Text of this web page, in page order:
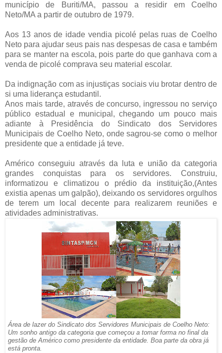
município de Buriti/MA, passou a residir em Coelho
Neto/MA a partir de outubro de 1979.
Aos 13 anos de idade vendia picolé pelas ruas de Coelho
Neto para ajudar seus pais nas despesas de casa e também
para se manter na escola, pois parte do que ganhava com a
venda de picolé comprava seu material escolar.
Da indignação com as injustiças sociais viu brotar dentro de
si uma liderança estudantil.
Anos mais tarde, através de concurso, ingressou no serviço
público estadual e municipal, chegando um pouco mais
adiante à Presidência do Sindicato dos Servidores
Municipais de Coelho Neto, onde sagrou-se como o melhor
presidente que a entidade já teve.
Américo conseguiu através da luta e união da categoria
grandes conquistas para os servidores. Construiu,
informatizou e climatizou o prédio da instituição,(Antes
existia apenas um galpão), deixando os servidores orgulhos
de terem um local decente para realizarem reuniões e
atividades administrativas.
Área de lazer do Sindicato dos Servidores Municipais de Coelho Neto:
Um sonho antigo da categoria que começou a tomar forma no final da
gestão de Américo como presidente da entidade. Boa parte da obra já
está pronta.